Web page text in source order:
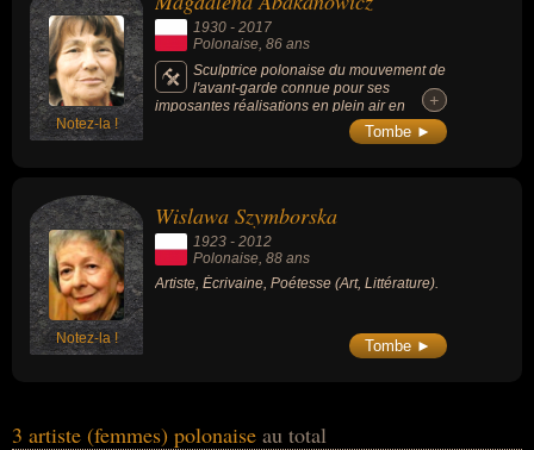
Notez-la !
1930 - 2017
Polonaise , 86 ans
Sculptrice polonaise du mouvement de
l'avant-garde connue pour ses
imposantes réalisations en plein air en
pierre, bronze ou bois et lauréate de
nombreux prix à travers le monde.
+
+
Tombe ►
Notez-la !
Wislawa Szymborska
1923 - 2012
Polonaise, 88 ans
Artiste, Écrivaine, Poétesse (Art, Littérature).
Tombe ►
3 artiste (femmes) polonaise au total